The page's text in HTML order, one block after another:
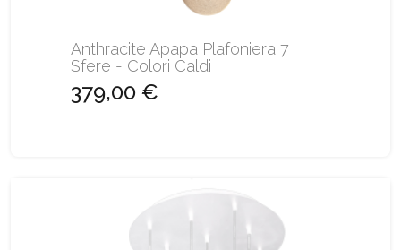
Anthracite Apapa Plafoniera 7
Sfere - Colori Caldi
379,00 €